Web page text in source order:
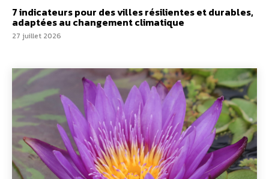
7 indicateurs pour des villes résilientes et durables,
adaptées au changement climatique
27 juillet 2026